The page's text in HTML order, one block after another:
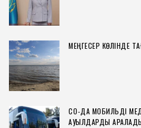
МЕҢГЕСЕР КӨЛІНДЕ
СҚО-ДА МОБИЛЬДІ
АУЫЛДАРДЫ